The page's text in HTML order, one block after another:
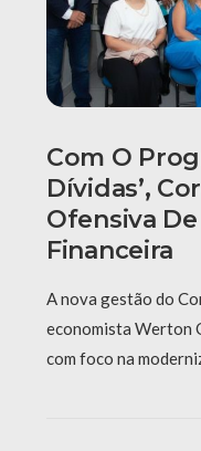
Com O
Dívidas’,
Ofensiva
Financeira
A nova gestão do
economista Werton
com foco na